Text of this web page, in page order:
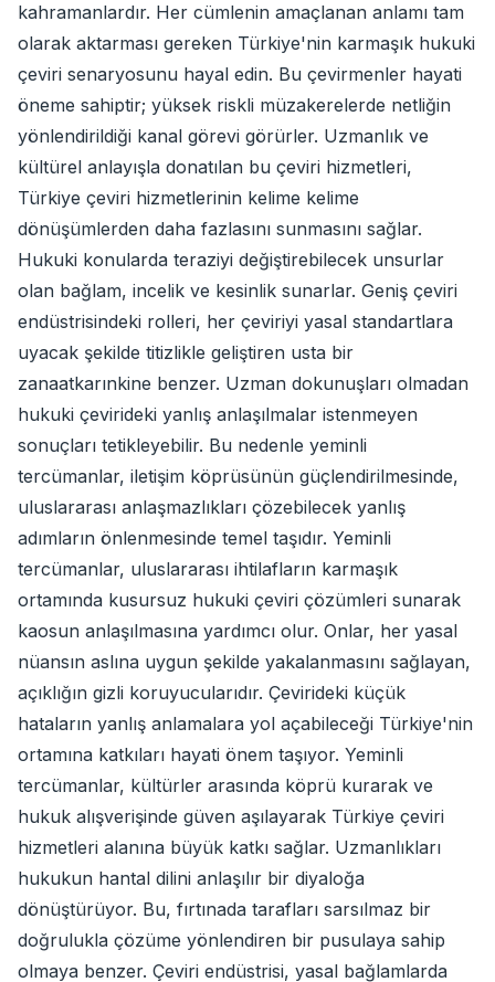
kahramanlardır. Her cümlenin amaçlanan anlamı tam
olarak aktarması gereken Türkiye'nin karmaşık hukuki
çeviri senaryosunu hayal edin. Bu çevirmenler hayati
öneme sahiptir; yüksek riskli müzakerelerde netliğin
yönlendirildiği kanal görevi görürler. Uzmanlık ve
kültürel anlayışla donatılan bu çeviri hizmetleri,
Türkiye çeviri hizmetlerinin kelime kelime
dönüşümlerden daha fazlasını sunmasını sağlar.
Hukuki konularda teraziyi değiştirebilecek unsurlar
olan bağlam, incelik ve kesinlik sunarlar. Geniş çeviri
endüstrisindeki rolleri, her çeviriyi yasal standartlara
uyacak şekilde titizlikle geliştiren usta bir
zanaatkarınkine benzer. Uzman dokunuşları olmadan
hukuki çevirideki yanlış anlaşılmalar istenmeyen
sonuçları tetikleyebilir. Bu nedenle yeminli
tercümanlar, iletişim köprüsünün güçlendirilmesinde,
uluslararası anlaşmazlıkları çözebilecek yanlış
adımların önlenmesinde temel taşıdır. Yeminli
tercümanlar, uluslararası ihtilafların karmaşık
ortamında kusursuz hukuki çeviri çözümleri sunarak
kaosun anlaşılmasına yardımcı olur. Onlar, her yasal
nüansın aslına uygun şekilde yakalanmasını sağlayan,
açıklığın gizli koruyucularıdır. Çevirideki küçük
hataların yanlış anlamalara yol açabileceği Türkiye'nin
ortamına katkıları hayati önem taşıyor. Yeminli
tercümanlar, kültürler arasında köprü kurarak ve
hukuk alışverişinde güven aşılayarak Türkiye çeviri
hizmetleri alanına büyük katkı sağlar. Uzmanlıkları
hukukun hantal dilini anlaşılır bir diyaloğa
dönüştürüyor. Bu, fırtınada tarafları sarsılmaz bir
doğrulukla çözüme yönlendiren bir pusulaya sahip
olmaya benzer. Çeviri endüstrisi, yasal bağlamlarda